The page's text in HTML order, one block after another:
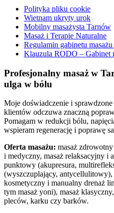
Polityka pliku cookie
Wietnam ukryty urok
Mobilny masażysta Tarnów
Masaż i Terapie Naturalne
Regulamin gabinetu
Klauzula RODO – Gabinet
Profesjonalny masaż w
ulga w bólu
Moje doświadczenie i
klientów odczuwa znaczną
Pomagam w redukcji bólu,
wspieram regenerację i poprawę
Oferta masażu: masaż
i medyczny, masaż relaksacyjny i
punktowy (akupresura,
(wyszczuplający, antycellulitowy),
kosmetyczny i manualny drenaż
tym masaż yoni), masaż
pleców, karku czy barków.